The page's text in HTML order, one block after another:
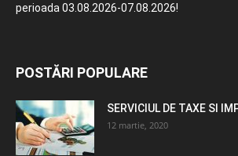
perioada 03.08.2026-07.08.2026!
POSTĂRI POPULARE
SERVICIUL DE TAXE SI
12 martie, 2020